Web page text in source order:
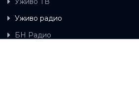
Уживо радио
БН Радио